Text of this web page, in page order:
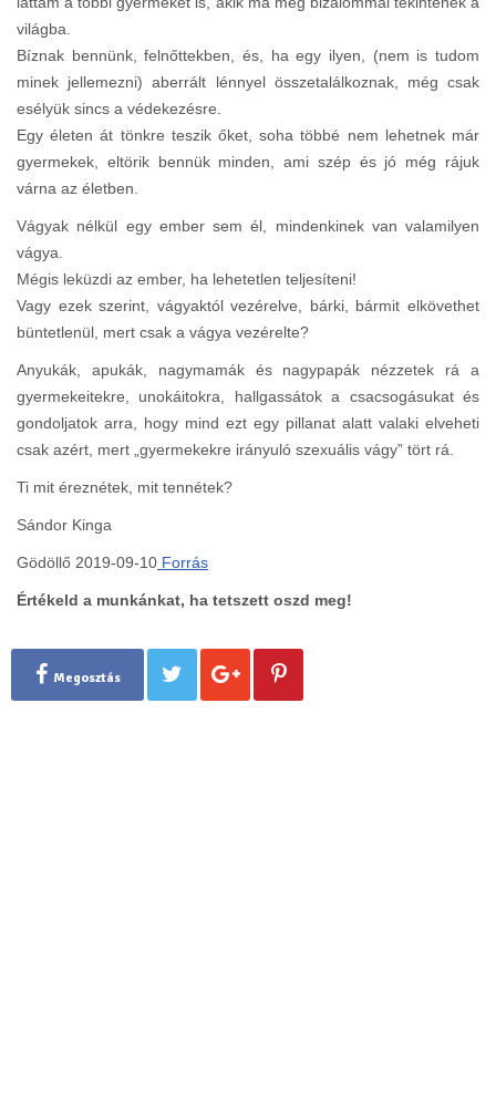
világba.
Bíznak bennünk, felnőttekben, és, ha egy ilyen, (nem is tudom
minek jellemezni) aberrált lénnyel összetalálkoznak, még csak
esélyük sincs a védekezésre.
Egy életen át tönkre teszik őket, soha többé nem lehetnek már
gyermekek, eltörik bennük minden, ami szép és jó még rájuk
várna az életben.
Vágyak nélkül egy ember sem él, mindenkinek van valamilyen
vágya.
Mégis leküzdi az ember, ha lehetetlen teljesíteni!
Vagy ezek szerint, vágyaktól vezérelve, bárki, bármit elkövethet
büntetlenül, mert csak a vágya vezérelte?
Anyukák, apukák, nagymamák és nagypapák nézzetek rá a
gyermekeitekre, unokáitokra, hallgassátok a csacsogásukat és
gondoljatok arra, hogy mind ezt egy pillanat alatt valaki elveheti
csak azért, mert „gyermekekre irányuló szexuális vágy” tört rá.
Ti mit éreznétek, mit tennétek?
Sándor Kinga
Gödöllő 2019-09-10 Forrás
Értékeld a munkánkat, ha tetszett oszd meg!
Megosztás